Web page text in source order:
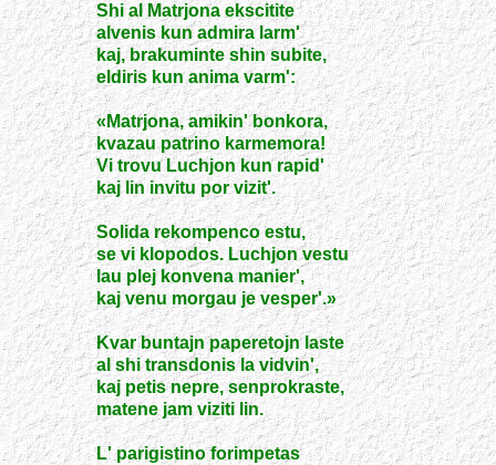
Shi al Matrjona ekscitite
alvenis kun admira larm'
kaj, brakuminte shin subite,
eldiris kun anima varm':
«Matrjona, amikin' bonkora,
kvazau patrino karmemora!
Vi trovu Luchjon kun rapid'
kaj lin invitu por vizit'.
Solida rekompenco estu,
se vi klopodos. Luchjon vestu
lau plej konvena manier',
kaj venu morgau je vesper'.»
Kvar buntajn paperetojn laste
al shi transdonis la vidvin',
kaj petis nepre, senprokraste,
matene jam viziti lin.
L' parigistino forimpetas